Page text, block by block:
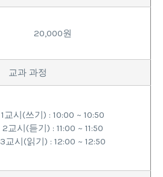
20,000원
교과 과정
1교시(쓰기) : 10:00 ~ 10:50
2교시(듣기) : 11:00 ~ 11:50
3교시(읽기) : 12:00 ~ 12:50